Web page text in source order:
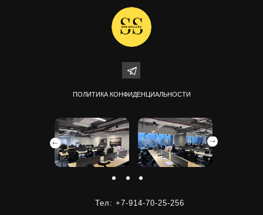
ПОЛИТИКА КОНФИДЕНЦИАЛЬНОСТИ
Тел: +7-914-70-25-256